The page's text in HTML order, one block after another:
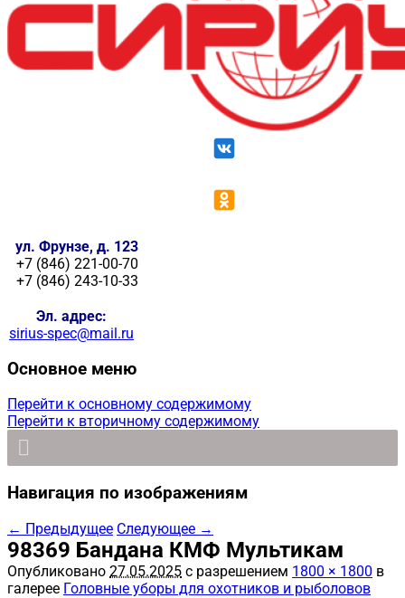
ул. Фрунзе, д. 123
+7 (846) 221-00-70
+7 (846) 243-10-33
Эл. адрес:
sirius-spec@mail.ru
Основное меню
Перейти к основному содержимому
Перейти к вторичному содержимому
Навигация по изображениям
← Предыдущее Следующее →
98369 Бандана КМФ Мультикам
Опубликовано 27.05.2025 с разрешением 1800 × 1800 в
галерее Головные уборы для охотников и рыболовов